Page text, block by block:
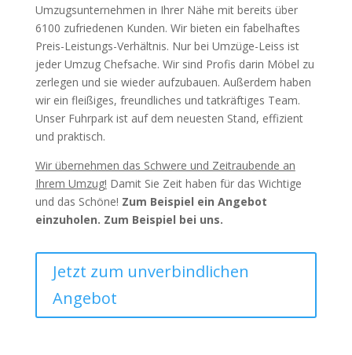
Umzugsunternehmen in Ihrer Nähe mit bereits über
6100 zufriedenen Kunden. Wir bieten ein fabelhaftes
Preis-Leistungs-Verhältnis. Nur bei Umzüge-Leiss ist
jeder Umzug Chefsache. Wir sind Profis darin Möbel zu
zerlegen und sie wieder aufzubauen. Außerdem haben
wir ein fleißiges, freundliches und tatkräftiges Team.
Unser Fuhrpark ist auf dem neuesten Stand, effizient
und praktisch.
Wir übernehmen das Schwere und Zeitraubende an
Ihrem Umzug! Damit Sie Zeit haben für das Wichtige
und das Schöne! Zum Beispiel ein Angebot
einzuholen. Zum Beispiel bei uns.
Jetzt zum unverbindlichen
Angebot